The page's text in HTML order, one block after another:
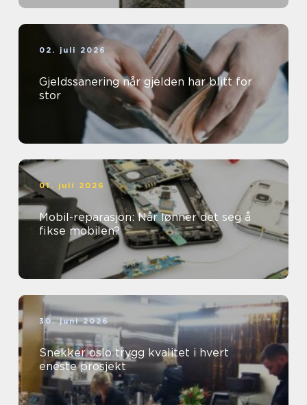
02. juli 2026
Gjeldssanering når gjelden har blitt for
stor
01. juli 2026
Mobil-reparasjon: Når lønner det seg å
fikse mobilen?
30. juni 2026
Snekker oslo trygg kvalitet i hvert
eneste prosjekt